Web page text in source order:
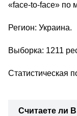
«face-to-face» по
Регион: Украина.
Выборка: 1211
Статистическая
Считаете ли